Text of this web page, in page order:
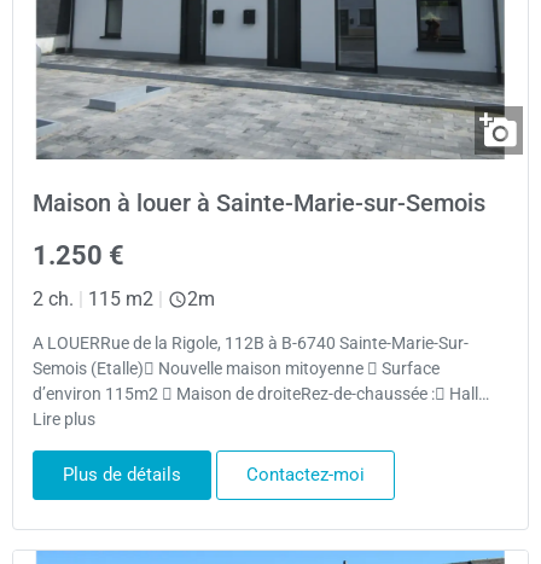
Maison à louer à Sainte-Marie-sur-Semois
1.250 €
2 ch. | 115 m2 | 2m
A LOUERRue de la Rigole, 112B à B-6740 Sainte-Marie-Sur-
Semois (Etalle) Nouvelle maison mitoyenne  Surface
d’environ 115m2  Maison de droiteRez-de-chaussée : Hall…
Lire plus
Plus de détails Contactez-moi